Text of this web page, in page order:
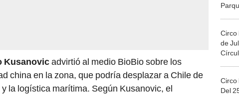
Kusanovicadvirtió al medio BioBio sobre los
china en la zona, que podría desplazar a Chile de
la logística marítima. Según Kusanovic, el
Circo
de
Circo
Del